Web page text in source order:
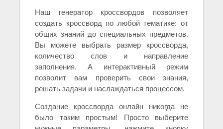
Наш генератор кроссвордов позволяет
создать кроссворд по любой тематике: от
общих знаний до специальных предметов.
Вы можете выбрать размер кроссворда,
количество слов и направление
заполнения. А интерактивный режим
позволит вам проверить свои знания,
решать задачи и наслаждаться процессом.
Создание кроссворда онлайн никогда не
было таким простым! Просто выберите